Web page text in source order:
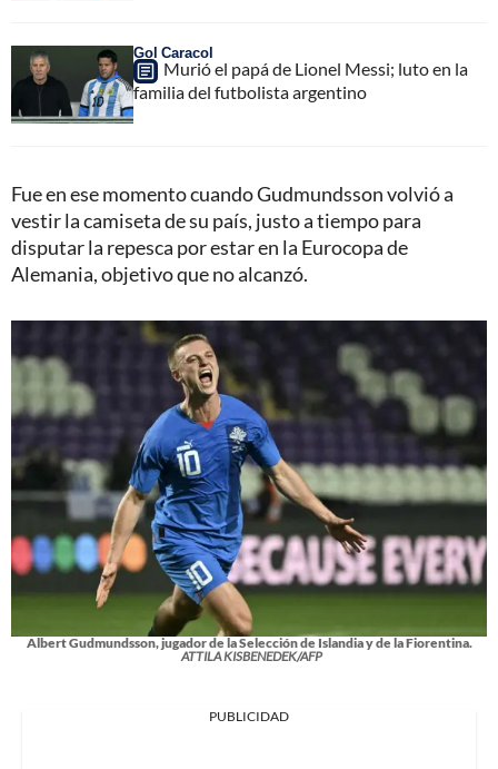
Gol Caracol
Murió el papá de Lionel Messi; luto en la
familia del futbolista argentino
Fue en ese momento cuando Gudmundsson volvió a
vestir la camiseta de su país, justo a tiempo para
disputar la repesca por estar en la Eurocopa de
Alemania, objetivo que no alcanzó.
Albert Gudmundsson, jugador de la Selección de Islandia y de la Fiorentina.
ATTILA KISBENEDEK/AFP
PUBLICIDAD